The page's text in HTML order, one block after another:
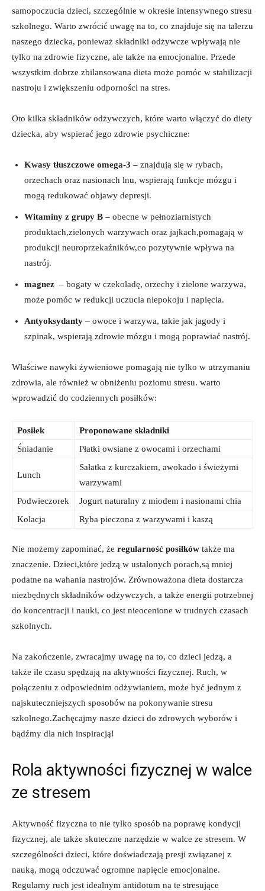
samopoczucia dzieci, szczególnie w okresie intensywnego stresu
szkolnego. Warto zwrócić uwagę na to,⁣ co znajduje się na talerzu
‌naszego dziecka, ponieważ składniki odżywcze ⁤wpływają nie
tylko na zdrowie fizyczne, ale także na emocjonalne. Przede
wszystkim⁣ dobrze zbilansowana dieta może pomóc w stabilizacji​
nastroju i zwiększeniu odporności na stres.
Oto kilka składników odżywczych, które warto włączyć do diety
dziecka, aby wspierać jego zdrowie psychiczne:
Kwasy tłuszczowe omega-3 – znajdują ​się ​w rybach,
orzechach oraz nasionach lnu, wspierają funkcje⁣ mózgu ​i
mogą redukować objawy depresji.
Witaminy z grupy B – obecne ​w‍ pełnoziarnistych
produktach,zielonych warzywach oraz jajkach,pomagają w
produkcji neuroprzekaźników,co pozytywnie wpływa na​
nastrój.
magnez ‌ – bogaty w czekoladę, orzechy⁣ i⁣ zielone⁤ warzywa,
może pomóc w redukcji uczucia niepokoju i napięcia.
Antyoksydanty – ​owoce i warzywa, takie ‌jak‌ jagody i⁢
szpinak, wspierają zdrowie mózgu i mogą poprawiać nastrój.
Właściwe nawyki żywieniowe ⁣pomagają nie tylko w utrzymaniu
zdrowia, ale również⁣ w obniżeniu poziomu stresu. warto
wprowadzić do codziennych posiłków:
Posiłek
Proponowane składniki
Śniadanie
Płatki⁤ owsiane z owocami i orzechami
Lunch
Sałatka⁣ z⁢ kurczakiem, awokado ⁢i świeżymi
warzywami
Podwieczorek
Jogurt naturalny z miodem i nasionami chia
Kolacja
Ryba pieczona z warzywami i kaszą
Nie‍ możemy zapominać, że regularność posiłków ⁢także ma
znaczenie.​ Dzieci,które jedzą w ustalonych porach,są mniej
podatne na wahania nastrojów. ‍Zrównoważona dieta dostarcza
niezbędnych ⁤składników odżywczych, a także energii potrzebnej
do koncentracji i nauki, co jest nieocenione w ‌trudnych czasach
szkolnych.
Na zakończenie, zwracajmy uwagę na to, co dzieci ​jedzą, a
‌także ile czasu spędzają na ⁣aktywności fizycznej. Ruch, w
połączeniu z ​odpowiednim odżywianiem, może być jednym z
najskuteczniejszych sposobów na pokonywanie stresu​
szkolnego.Zachęcajmy nasze dzieci do zdrowych wyborów i
bądźmy dla nich​ inspiracją!
Rola aktywności fizycznej ‌w walce
ze stresem
Aktywność fizyczna to nie tylko sposób ⁢na poprawę kondycji
fizycznej, ale także skuteczne narzędzie w walce ze stresem. W⁣
szczególności dzieci, które doświadczają presji związanej ⁢z
nauką, mogą odczuwać ogromne napięcie emocjonalne.
Regularny ruch jest idealnym antidotum na te stresujące